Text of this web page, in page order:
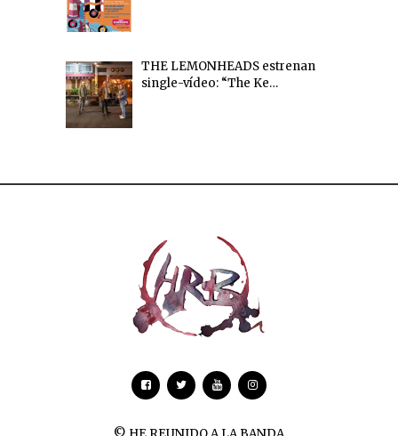
THE LEMONHEADS estrenan
single-vídeo: “The Ke…